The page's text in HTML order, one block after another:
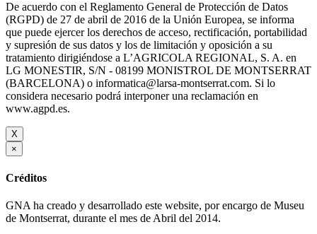
De acuerdo con el Reglamento General de Protección de Datos
(RGPD) de 27 de abril de 2016 de la Unión Europea, se informa
que puede ejercer los derechos de acceso, rectificación, portabilidad
y supresión de sus datos y los de limitación y oposición a su
tratamiento dirigiéndose a L’AGRICOLA REGIONAL, S. A. en
LG MONESTIR, S/N - 08199 MONISTROL DE MONTSERRAT
(BARCELONA) o informatica@larsa-montserrat.com. Si lo
considera necesario podrá interponer una reclamación en
www.agpd.es.
X
×
Créditos
GNA ha creado y desarrollado este website, por encargo de Museu
de Montserrat, durante el mes de Abril del 2014.